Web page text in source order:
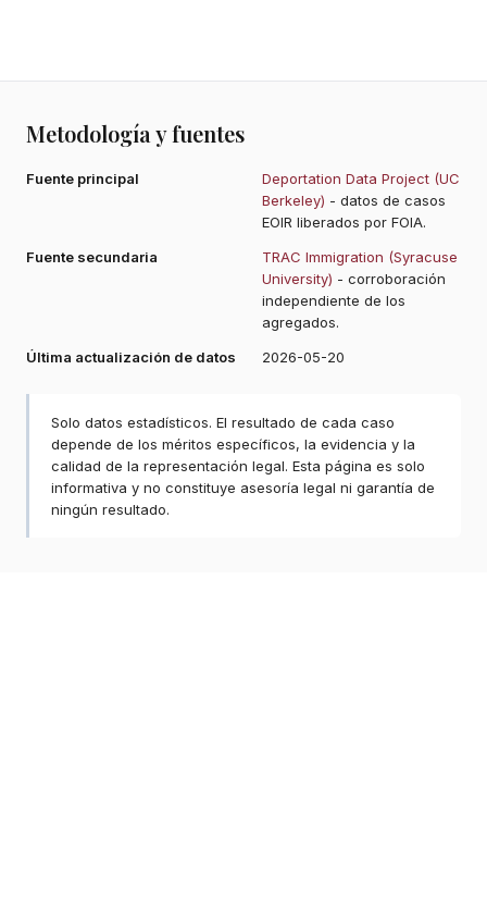
Metodología y fuentes
Fuente principal
Deportation Data Project (UC
Berkeley) - datos de casos
EOIR liberados por FOIA.
Fuente secundaria
TRAC Immigration (Syracuse
University) - corroboración
independiente de los
agregados.
Última actualización de datos
2026-05-20
Solo datos estadísticos. El resultado de cada caso
depende de los méritos específicos, la evidencia y la
calidad de la representación legal. Esta página es solo
informativa y no constituye asesoría legal ni garantía de
ningún resultado.